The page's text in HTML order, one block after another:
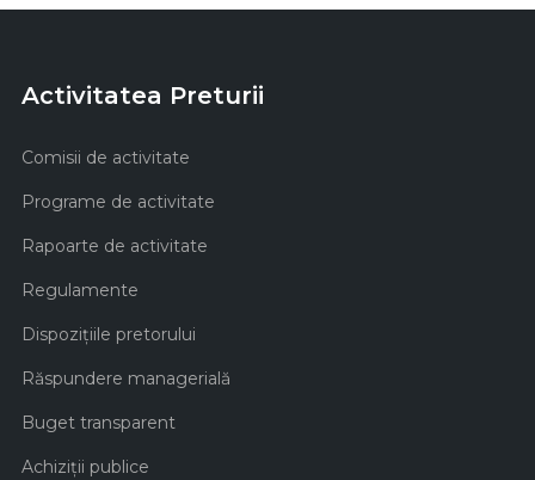
Activitatea Preturii
Comisii de activitate
Programe de activitate
Rapoarte de activitate
Regulamente
Dispozițiile pretorului
Răspundere managerială
Buget transparent
Achiziţii publice